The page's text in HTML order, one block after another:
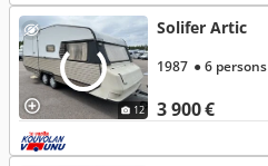
12
Solifer Artic
3 900 €
1987 ● 6 persons